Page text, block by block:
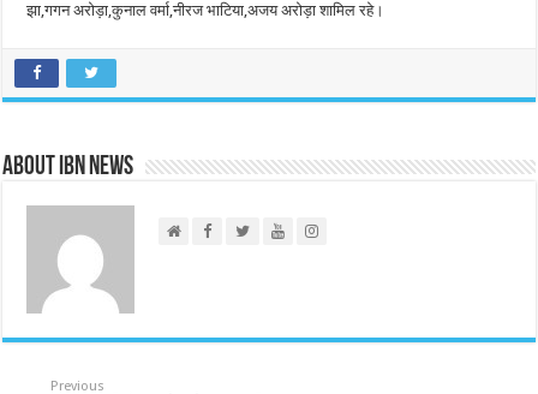
झा,गगन अरोड़ा,कुनाल वर्मा,नीरज भाटिया,अजय अरोड़ा शामिल रहे।
About IBN NEWS
Previous